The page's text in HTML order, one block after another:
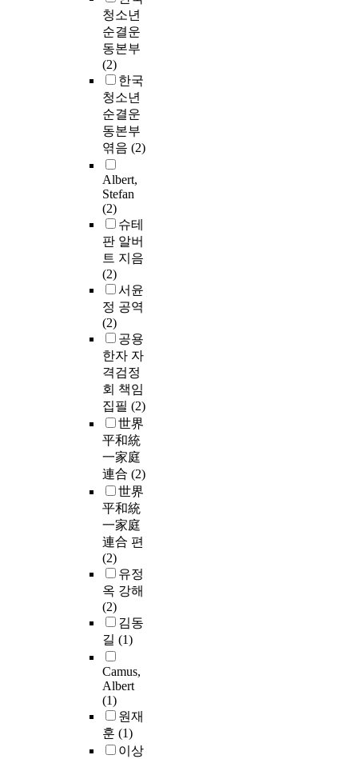
청소년
순결운
동본부
(2)
한국
청소년
순결운
동본부
엮음 (2)
Albert,
Stefan
(2)
슈테
판 알버
트 지음
(2)
서윤
정 공역
(2)
공용
한자 자
격검정
회 책임
집필 (2)
世界
平和統
一家庭
連合 (2)
世界
平和統
一家庭
連合 편
(2)
유정
옥 강해
(2)
김동
길 (1)
Camus,
Albert
(1)
원재
훈 (1)
이상